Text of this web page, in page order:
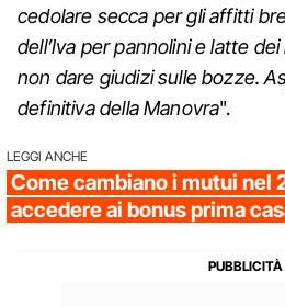
cedolare secca per gli affitti
dell’Iva per pannolini e latte
non dare giudizi sulle bozze.
definitiva della Manovra".
LEGGI ANCHE
Come cambiano i mutui nel
accedere ai bonus prima